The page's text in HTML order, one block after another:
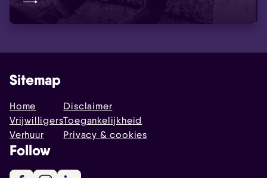
Sitemap
Home
Vrijwilligers
Verhuur
Disclaimer
Toegankelijkheid
Privacy & cookies
Follow